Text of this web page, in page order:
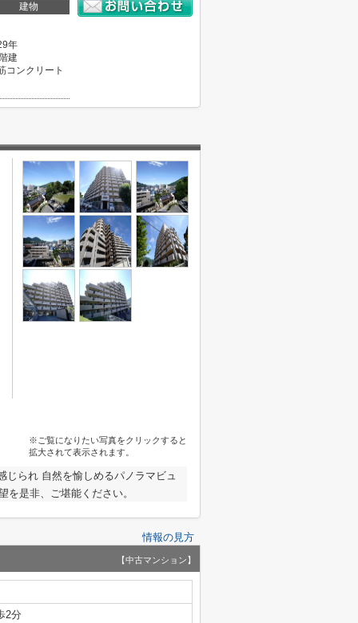
建物
年
建
コンクリート
※ご覧になりたい写真をクリックすると
拡大されて表示されます。
じられ 自然を愉しめるパノラマビュ
是非、ご堪能ください。
情報の見方
【中古マンション】
2分